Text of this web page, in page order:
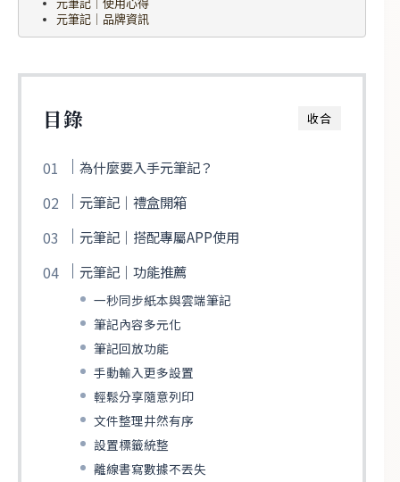
元筆記｜使用心得
元筆記｜品牌資訊
收合
目錄
為什麼要入手元筆記？
元筆記｜禮盒開箱
元筆記｜搭配專屬APP使用
元筆記｜功能推薦
一秒同步紙本與雲端筆記
筆記內容多元化
筆記回放功能
手動輸入更多設置
輕鬆分享隨意列印
文件整理井然有序
設置標籤統整
離線書寫數據不丟失